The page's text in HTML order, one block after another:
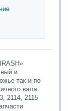
и
так и по
вала
2114, 2115